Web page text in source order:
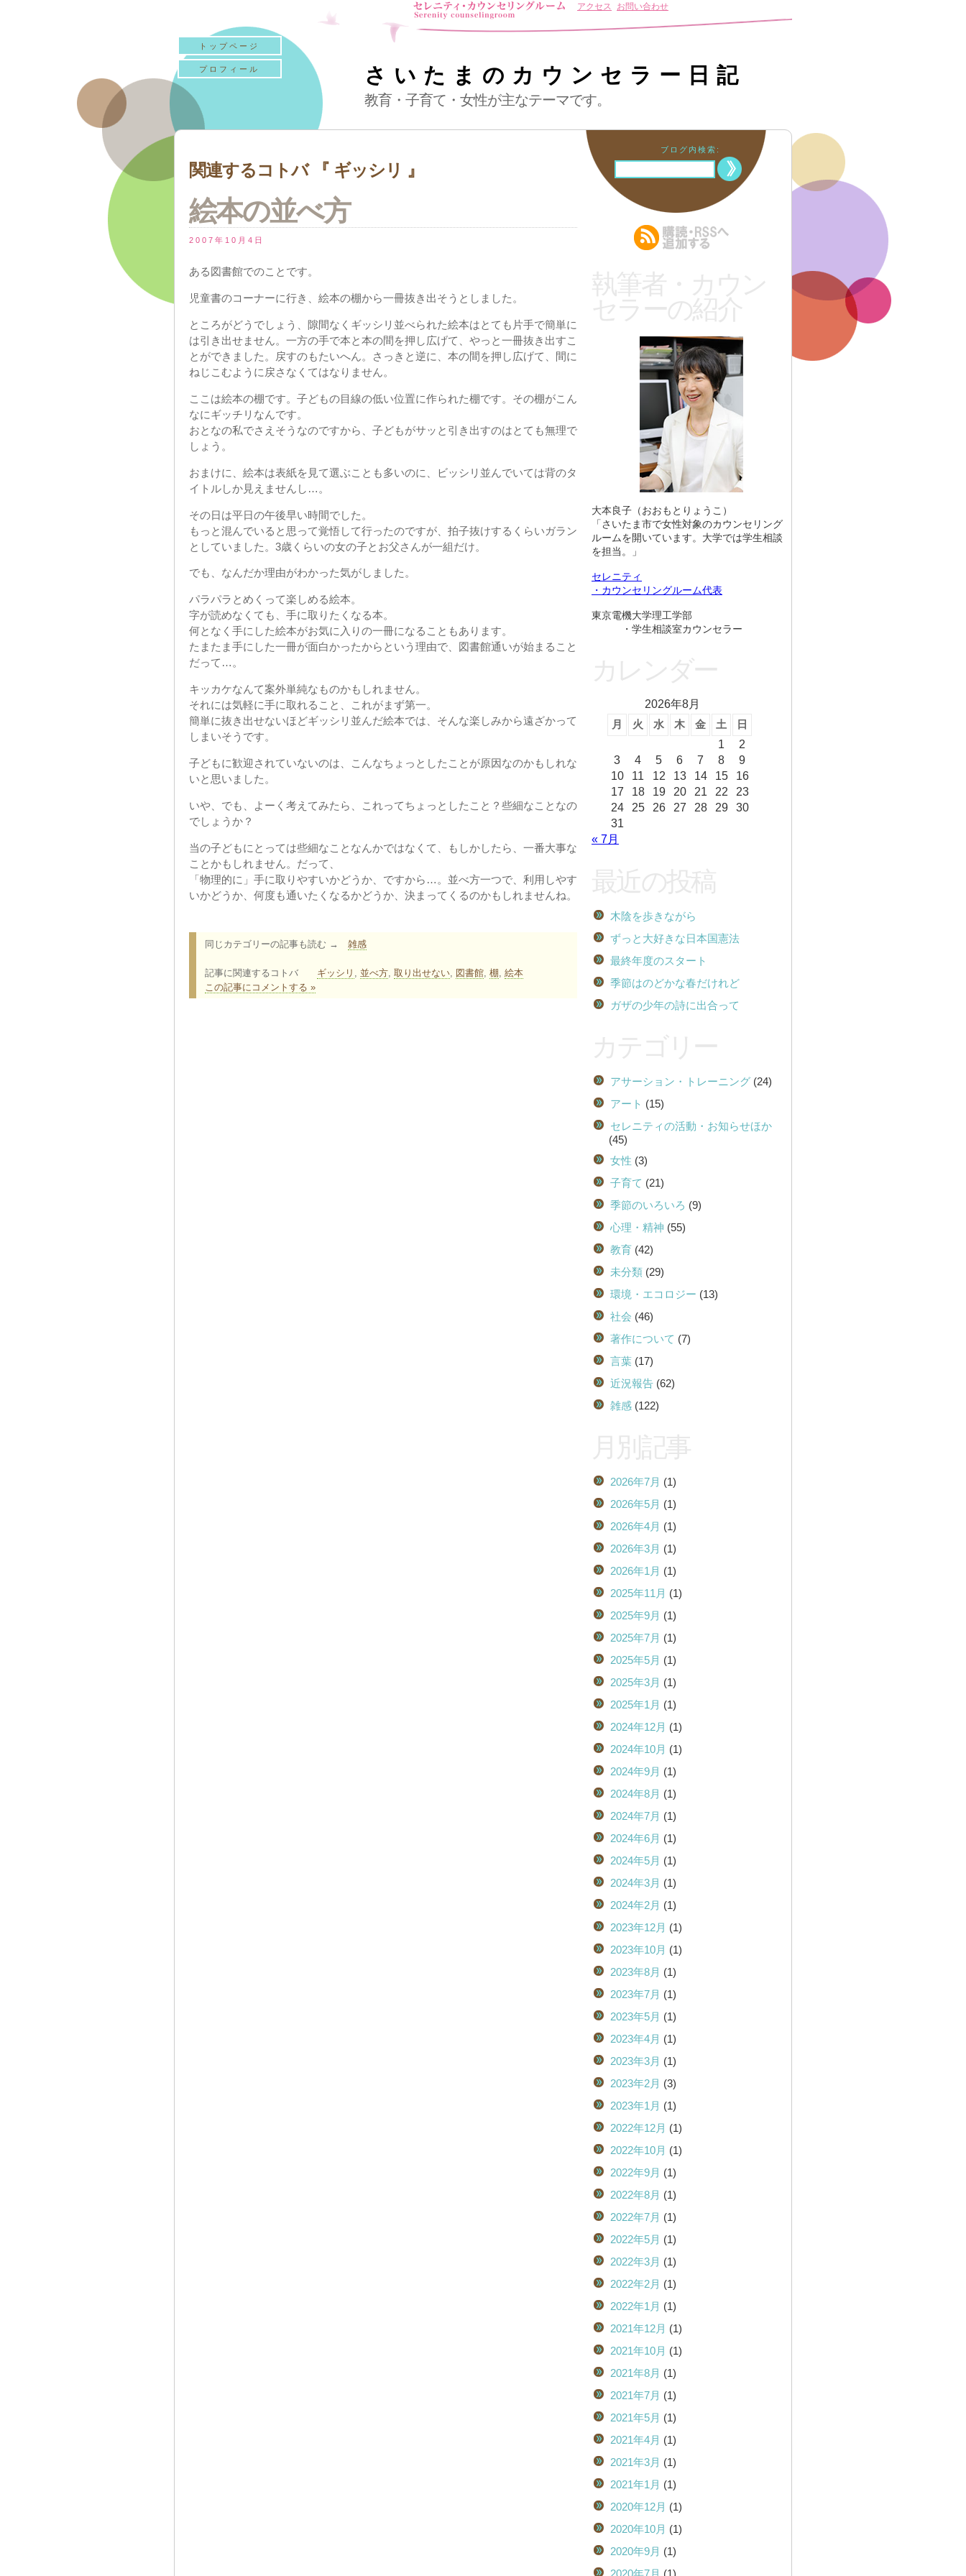
トップページ
プロフィール さいたまのカウンセラー日記
教育・子育て・女性が主なテーマです。
アクセス お問い合わせ
関連するコトバ 『 ギッシリ 』
絵本の並べ方
2007年10月4日
ある図書館でのことです。
児童書のコーナーに行き、絵本の棚から一冊抜き出そうとしました。
ところがどうでしょう、隙間なくギッシリ並べられた絵本はとても片手で簡単に
は引き出せません。一方の手で本と本の間を押し広げて、やっと一冊抜き出すこ
とができました。戻すのもたいへん。さっきと逆に、本の間を押し広げて、間に
ねじこむように戻さなくてはなりません。
ここは絵本の棚です。子どもの目線の低い位置に作られた棚です。その棚がこん
なにギッチリなんです。
おとなの私でさえそうなのですから、子どもがサッと引き出すのはとても無理で
しょう。
おまけに、絵本は表紙を見て選ぶことも多いのに、ビッシリ並んでいては背のタ
イトルしか見えませんし…。
その日は平日の午後早い時間でした。
もっと混んでいると思って覚悟して行ったのですが、拍子抜けするくらいガラン
としていました。3歳くらいの女の子とお父さんが一組だけ。
でも、なんだか理由がわかった気がしました。
パラパラとめくって楽しめる絵本。
字が読めなくても、手に取りたくなる本。
何となく手にした絵本がお気に入りの一冊になることもあります。
たまたま手にした一冊が面白かったからという理由で、図書館通いが始まること
だって…。
キッカケなんて案外単純なものかもしれません。
それには気軽に手に取れること、これがまず第一。
簡単に抜き出せないほどギッシリ並んだ絵本では、そんな楽しみから遠ざかって
しまいそうです。
子どもに歓迎されていないのは、こんなちょっとしたことが原因なのかもしれな
いと思いました。
いや、でも、よーく考えてみたら、これってちょっとしたこと？些細なことなの
でしょうか？
当の子どもにとっては些細なことなんかではなくて、もしかしたら、一番大事な
ことかもしれません。だって、
「物理的に」手に取りやすいかどうか、ですから…。並べ方一つで、利用しやす
いかどうか、何度も通いたくなるかどうか、決まってくるのかもしれませんね。
同じカテゴリーの記事も読む → 雑感
記事に関連するコトバ ギッシリ 並べ方 取り出せない 図書館 棚
絵本
この記事にコメントする »
ブログ内検索:
大本良子（おおもとりょうこ）
「さいたま市で女性対象のカウンセリング
ルームを開いています。大学では学生相談
を担当。」
セレニティ
・カウンセリングルーム代表
東京電機大学理工学部
・学生相談室カウンセラー
2026年8月
月 火 水 木 金 土 日
1
2
3
4 5 6 7 8
9
10
11 12 13 14 15
16
17
18 19 20 21 22
23
24
25 26 27 28 29
30
31
« 7月
木陰を歩きながら
ずっと大好きな日本国憲法
最終年度のスタート
季節はのどかな春だけれど
ガザの少年の詩に出合って
アサーション・トレーニング (24)
アート (15)
セレニティの活動・お知らせほか
(45)
女性 (3)
子育て (21)
季節のいろいろ (9)
心理・精神 (55)
教育 (42)
未分類 (29)
環境・エコロジー (13)
社会 (46)
著作について (7)
言葉 (17)
近況報告 (62)
雑感 (122)
2026年7月 (1)
2026年5月 (1)
2026年4月 (1)
2026年3月 (1)
2026年1月 (1)
2025年11月 (1)
2025年9月 (1)
2025年7月 (1)
2025年5月 (1)
2025年3月 (1)
2025年1月 (1)
2024年12月 (1)
2024年10月 (1)
2024年9月 (1)
2024年8月 (1)
2024年7月 (1)
2024年6月 (1)
2024年5月 (1)
2024年3月 (1)
2024年2月 (1)
2023年12月 (1)
2023年10月 (1)
2023年8月 (1)
2023年7月 (1)
2023年5月 (1)
2023年4月 (1)
2023年3月 (1)
2023年2月 (3)
2023年1月 (1)
2022年12月 (1)
2022年10月 (1)
2022年9月 (1)
2022年8月 (1)
2022年7月 (1)
2022年5月 (1)
2022年3月 (1)
2022年2月 (1)
2022年1月 (1)
2021年12月 (1)
2021年10月 (1)
2021年8月 (1)
2021年7月 (1)
2021年5月 (1)
2021年4月 (1)
2021年3月 (1)
2021年1月 (1)
2020年12月 (1)
2020年10月 (1)
2020年9月 (1)
2020年7月 (1)